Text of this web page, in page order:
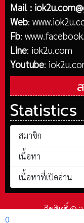
0
Mail :
Web:
Fb:
Line: iok2u.com
Youtube:
สมาชิก
เนื้อหา
เนื้อหาที่เปิดอ่าน
ลิขสิทธิ์ ©